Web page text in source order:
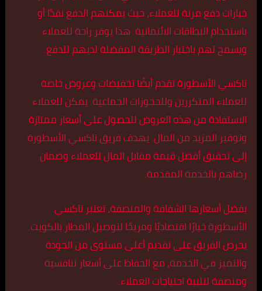
خيارات دفع مرنة للعملاء، حيث يمكنهم الدفع نقدًا أو
باستخدام البطاقات الائتمانية. هذا يوفر راحة للعملاء
ويسمح لهم باختيار الطريقة المفضلة لديهم للدفع.
تاكسي الأسطورة تقدم أيضًا تخفيضات وعروض خاصة
للعملاء المتكررين وللحجوزات الجماعية. يمكن للعملاء
الاستفادة من هذه العروض للحصول على أسعار ممتازة
وتوفير المزيد من المال. يهدف فريق تاكسي الأسطورة
إلى تحقيق أفضل قيمة مقابل المال للعملاء وضمان
رضاهم بالخدمة المقدمة.
بفضل أسعارها الشفافة والمنصفة، تعتبر تاكسي
الأسطورة خيارًا اقتصاديًا ومريحًا لتوصيل المطار بالكويت.
يحرص الفريق على تقديم أعلى مستوى من الجودة
والتميز في الخدمة، مع الحفاظ على أسعار تنافسية
ومنصفة لتلبية احتياجات العملاء.